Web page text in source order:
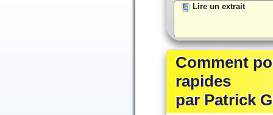
Lire un extrait
Comment
rapides
par Patrick